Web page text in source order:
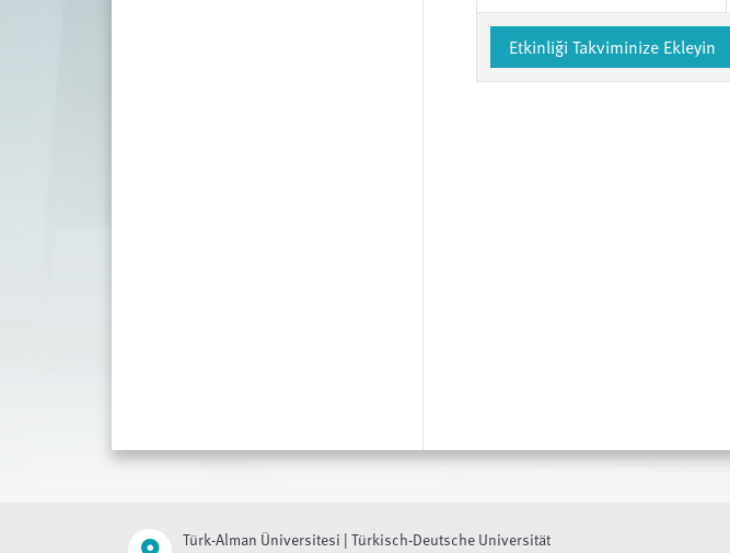
Etkinliği Takviminize Ekleyin
Türk-Alman Üniversitesi | Türkisch-Deutsche Universität